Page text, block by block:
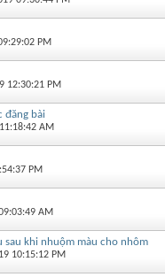
PM
12:30:21 PM
đăng bài
AM
PM
AM
sau khi nhuộm màu cho nhôm
10:15:12 PM